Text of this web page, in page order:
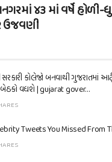
૪૩ માં વર્ષે હોળી-
ઉજવણી
કોલેજો બનવાથી ગુજરાતમાં
વધશે | gujarat gover…
Tweets You Missed From